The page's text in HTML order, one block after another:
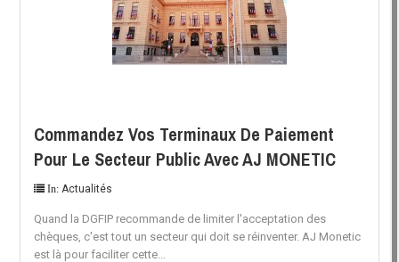
Commandez Vos Terminaux De Paiement
Pour Le Secteur Public Avec AJ MONETIC
In: Actualités
Quand la DGFIP recommande de limiter l'acceptation des
chèques, c'est tout un secteur qui doit se réinventer. AJ Monetic
est là pour faciliter cette...